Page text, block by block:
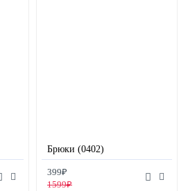
Брюки (0402)
399₽
1599₽